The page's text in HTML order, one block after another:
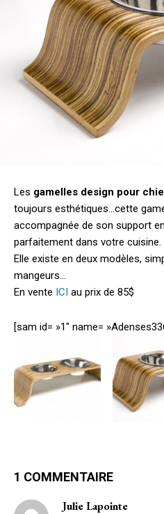
Les gamelles design pour
toujours esthétiques…cette
accompagnée de son support
parfaitement dans votre cuisine.
Elle existe en deux modèles,
mangeurs…
En vente ICI au prix de 85$
[sam id= »1″ name=
1 COMMENTAIRE
Julie Lapointe